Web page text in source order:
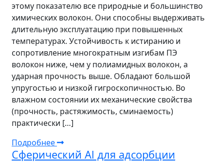
этому показателю все природные и большинство
химических волокон. Они способны выдерживать
длительную эксплуатацию при повышенных
температурах. Устойчивость к истиранию и
сопротивление многократным изгибам ПЭ
волокон ниже, чем у полиамидных волокон, а
ударная прочность выше. Обладают большой
упругостью и низкой гигроскопичностью. Во
влажном состоянии их механические свойства
(прочность, растяжимость, сминаемость)
практически […]
Подробнее
Сферический Al для адсорбции